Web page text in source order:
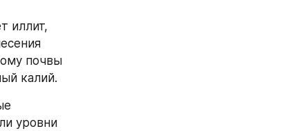
иллит,
почвы
калий.
уровни